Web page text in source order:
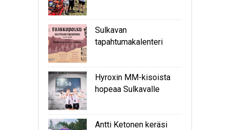
Sulkavan
tapahtumakalenteri
Hyroxin MM-kisoista
hopeaa Sulkavalle
Antti Ketonen keräsi